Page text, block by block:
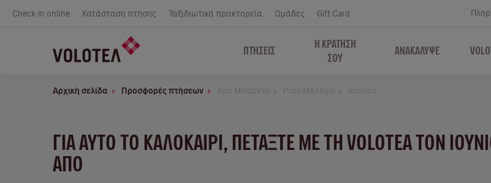
Check-in online Κατάσταση πτήσης Ταξιδιωτικά πρακτορεία Ομάδες Gift Card
ΠΤΉΣΕΙΣ
Η ΚΡΑΤΗΣΗ
ΣΟΥ
ΑΝΑΚΑΛΥΨΕ
Αρχική σελίδα Προσφορές πτήσεων Apo Μπορντό Pros Μάλαγα Iouniou
ΓΙΑ ΑΥΤΌ ΤΟ ΚΑΛΟΚΑΊΡΙ, ΠΕΤΆΞΤΕ ΜΕ ΤΗ VOLOTEA ΤΟΝ
ΑΠΌ